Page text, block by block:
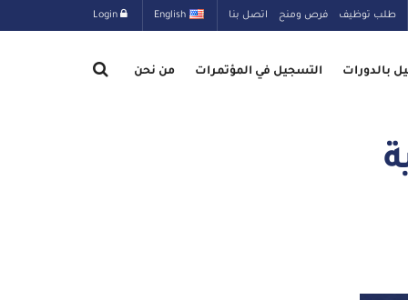
طلب توظيف فرص ومنح اتصل بنا English
بالدورات التسجيل في المؤتمرات من نحن